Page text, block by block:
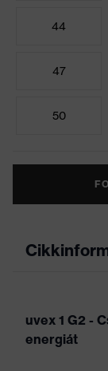
44
47
50
uvex 1 G2 -
energiát